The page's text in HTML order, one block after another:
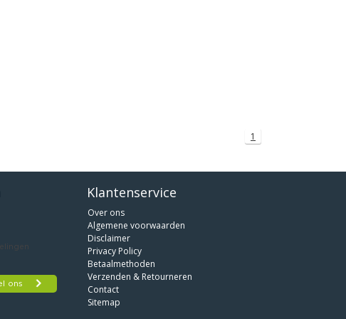
1
Klantenservice
Over ons
Algemene voorwaarden
Disclaimer
Privacy Policy
Betaalmethoden
Verzenden & Retourneren
Contact
Sitemap